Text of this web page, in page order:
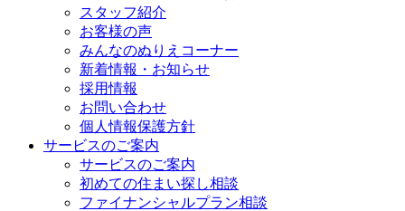
スタッフ紹介
お客様の声
みんなのぬりえコーナー
新着情報・お知らせ
採用情報
お問い合わせ
個人情報保護方針
サービスのご案内
サービスのご案内
初めての住まい探し相談
ファイナンシャルプラン相談